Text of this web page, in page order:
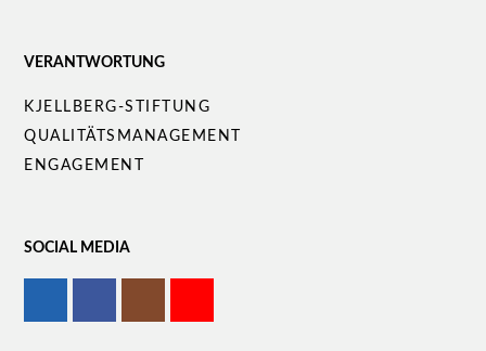
VERANTWORTUNG
Navigation
überspringen
KJELLBERG-STIFTUNG
QUALITÄTS­MANAGEMENT
ENGAGEMENT
SOCIAL MEDIA